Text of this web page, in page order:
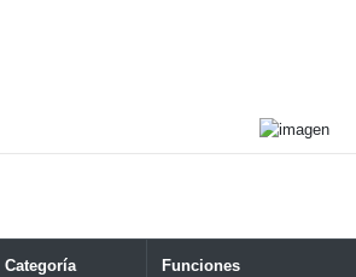
Categoría Funciones